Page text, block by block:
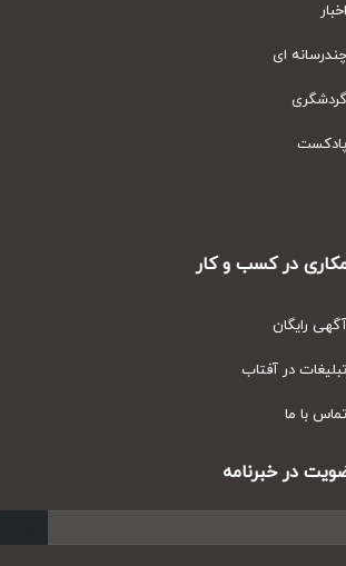
ای
در کسب و کار
رایگان
در آفتاب
با ما
در خبرنامه